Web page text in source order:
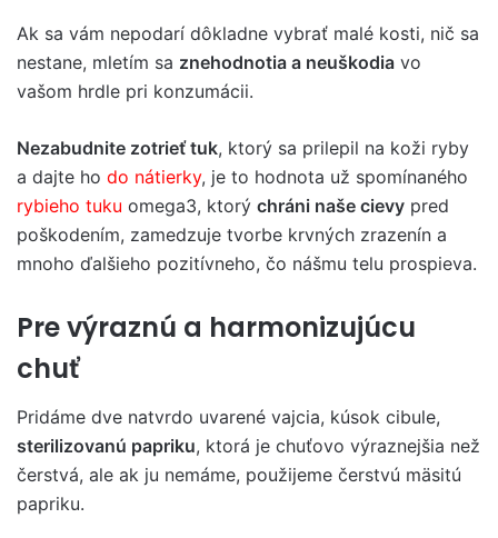
Ak sa vám nepodarí dôkladne vybrať malé kosti, nič sa
nestane, mletím sa znehodnotia a neuškodia vo
vašom hrdle pri konzumácii.
Nezabudnite zotrieť tuk, ktorý sa prilepil na koži ryby
a dajte ho do nátierky, je to hodnota už spomínaného
rybieho tuku omega3, ktorý chráni naše cievy pred
poškodením, zamedzuje tvorbe krvných zrazenín a
mnoho ďalšieho pozitívneho, čo nášmu telu prospieva.
Pre výraznú a harmonizujúcu
chuť
Pridáme dve natvrdo uvarené vajcia, kúsok cibule,
sterilizovanú papriku, ktorá je chuťovo výraznejšia než
čerstvá, ale ak ju nemáme, použijeme čerstvú mäsitú
papriku.